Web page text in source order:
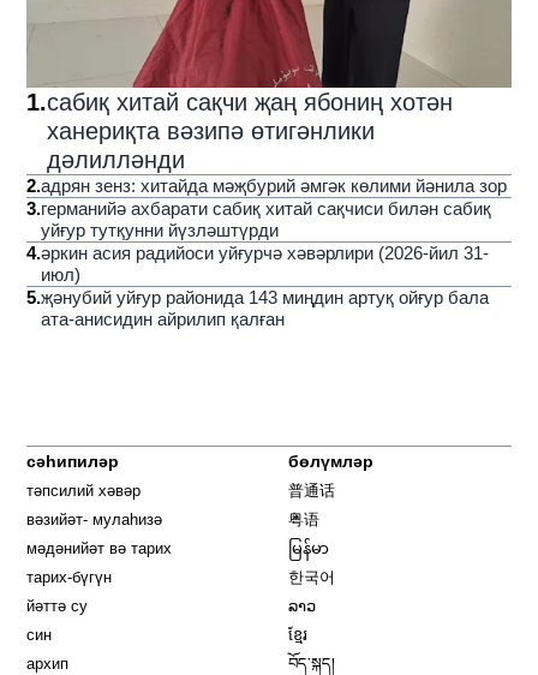
1.сабиқ хитай сақчи җаң ябониң хотән
ханериқта вәзипә өтигәнлики
дәлилләнди
2.адрян зенз: хитайда мәҗбурий әмгәк көлими йәнила зор
3.германийә ахбарати сабиқ хитай сақчиси билән сабиқ
уйғур тутқунни йүзләштүрди
4.әркин асия радийоси уйғурчә хәвәрлири (2026-йил 31-
июл)
5.җәнубий уйғур районида 143 миңдин артуқ ойғур бала
ата-анисидин айрилип қалған
сәһипиләр
тәпсилий хәвәр
вәзийәт- мулаһизә
мәдәнийәт вә тарих
тарих-бүгүн
йәттә су
син
архип
бөлүмләр
普通话
粤语
မြန်မာ
한국어
ລາວ
ខ្មែរ
བོད་སྐད།